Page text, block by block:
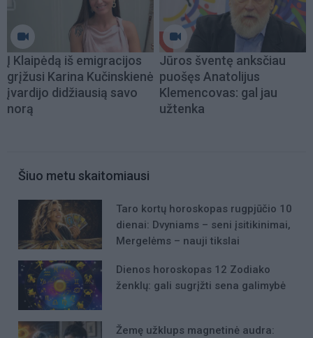
Į Klaipėdą iš emigracijos
grįžusi Karina Kučinskienė
įvardijo didžiausią savo
norą
Jūros šventę anksčiau
puošęs Anatolijus
Klemencovas: gal jau
užtenka
Šiuo metu skaitomiausi
Taro kortų horoskopas rugpjūčio 10
dienai: Dvyniams – seni įsitikinimai,
Mergelėms – nauji tikslai
Dienos horoskopas 12 Zodiako
ženklų: gali sugrįžti sena galimybė
Žemę užklups magnetinė audra: